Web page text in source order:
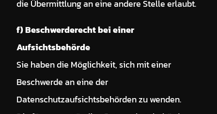
die Übermittlung an eine andere Stelle erlaubt.
f) Beschwerderecht bei einer
Aufsichtsbehörde
Sie haben die Möglichkeit, sich mit einer
Beschwerde an eine der
Datenschutzaufsichtsbehörden zu wenden.